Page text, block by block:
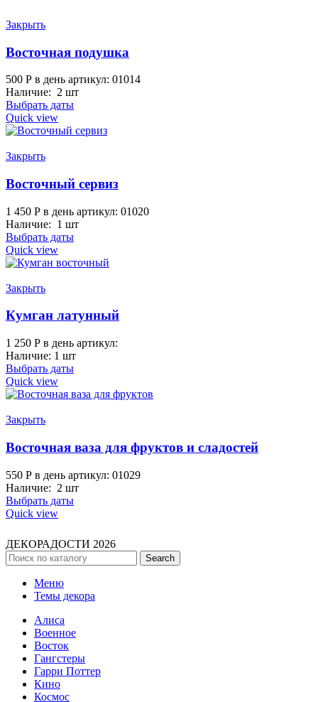
Закрыть
Восточная подушка
500 Р в день артикул: 01014
Наличие: 2 шт
Выбрать даты
Quick view
Закрыть
Восточный сервиз
1 450 Р в день артикул: 01020
Наличие: 1 шт
Выбрать даты
Quick view
Закрыть
Кумган латунный
1 250 Р в день артикул:
Наличие: 1 шт
Выбрать даты
Quick view
Закрыть
Восточная ваза для фруктов и сладостей
550 Р в день артикул: 01029
Наличие: 2 шт
Выбрать даты
Quick view
ДЕКОРАДОСТИ 2026
Search
Меню
Темы декора
Алиса
Военное
Восток
Гангстеры
Гарри Поттер
Кино
Космос